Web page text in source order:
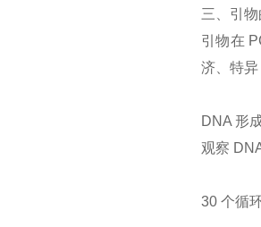
三、引
引物在
济、特
DNA 形
观察
30 个循